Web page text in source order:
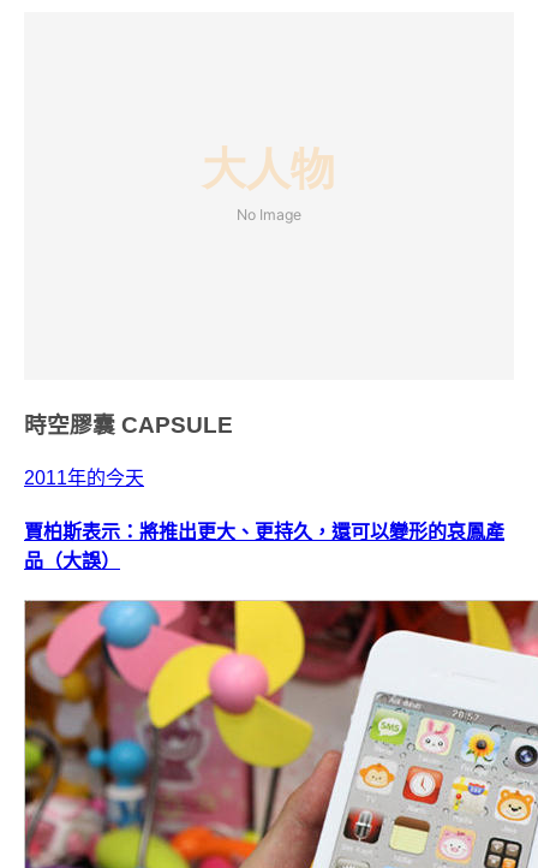
時空膠囊 CAPSULE
2011年的今天
賈柏斯表示：將推出更大、更持久，還可以變形的哀鳳產
品（大誤）